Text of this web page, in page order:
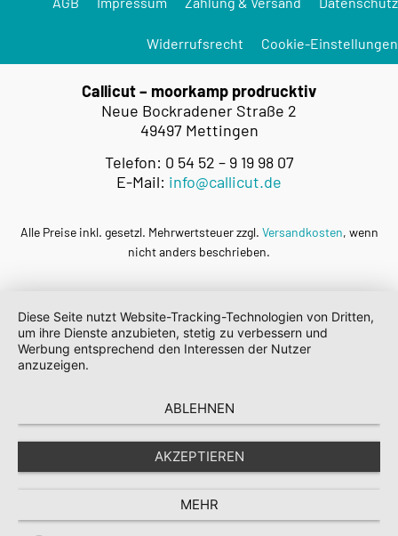
Widerrufsrecht Cookie-Einstellungen
Callicut – moorkamp prodrucktiv
Neue Bockradener Straße 2
49497 Mettingen
Telefon: 0 54 52 – 9 19 98 07
E-Mail: info@callicut.de
Alle Preise inkl. gesetzl. Mehrwertsteuer zzgl. Versandkosten, wenn
nicht anders beschrieben.
Diese Seite nutzt Website-Tracking-Technologien von Dritten,
um ihre Dienste anzubieten, stetig zu verbessern und
Werbung entsprechend den Interessen der Nutzer
anzuzeigen.
ABLEHNEN
AKZEPTIEREN
MEHR